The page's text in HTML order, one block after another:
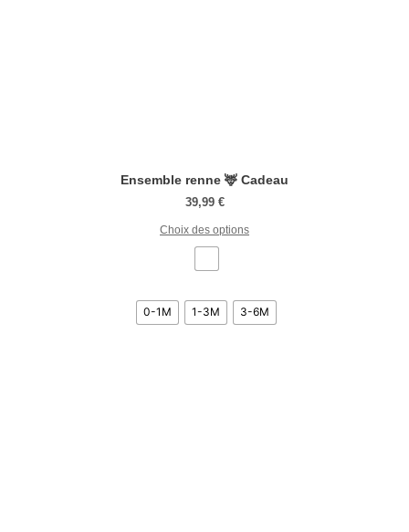
Ensemble renne 🦌 Cadeau
39,99 €
Choix des options
0-1M 1-3M 3-6M